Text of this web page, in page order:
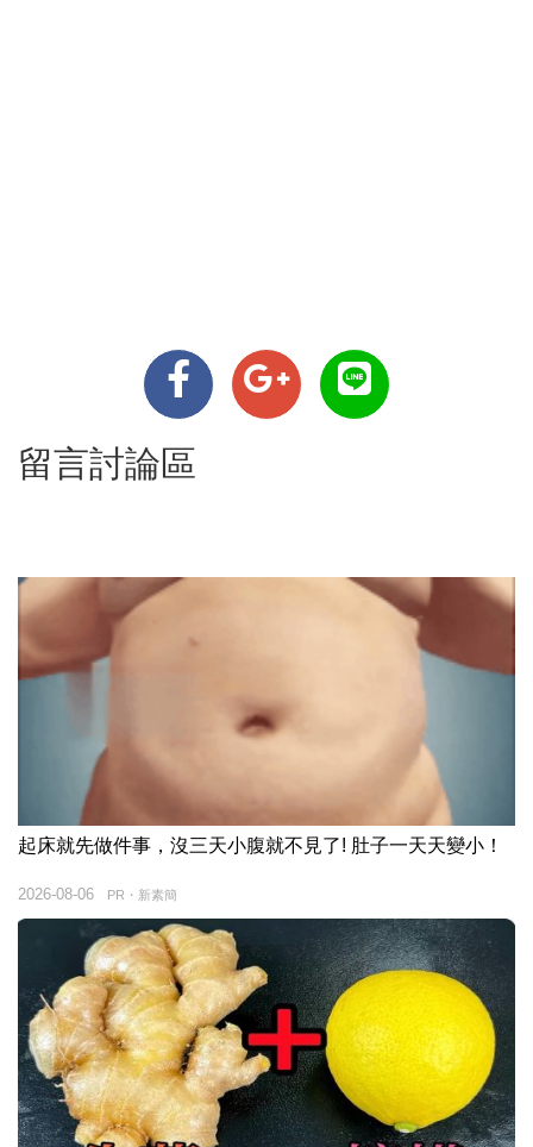
留言討論區
起床就先做件事，沒三天小腹就不見了! 肚子一天天變小！
PR・新素簡
2026-08-06